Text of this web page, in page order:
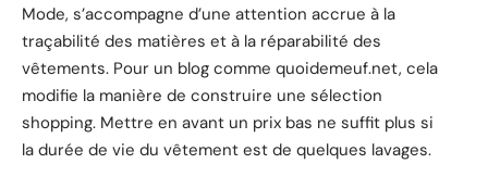
Mode, s’accompagne d’une attention accrue à la
traçabilité des matières et à la réparabilité des
vêtements. Pour un blog comme quoidemeuf.net, cela
modifie la manière de construire une sélection
shopping. Mettre en avant un prix bas ne suffit plus si
la durée de vie du vêtement est de quelques lavages.